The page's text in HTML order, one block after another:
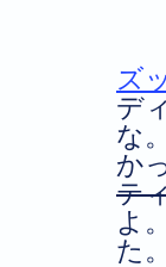
ズ
デ
な
か
テ
よ
た。